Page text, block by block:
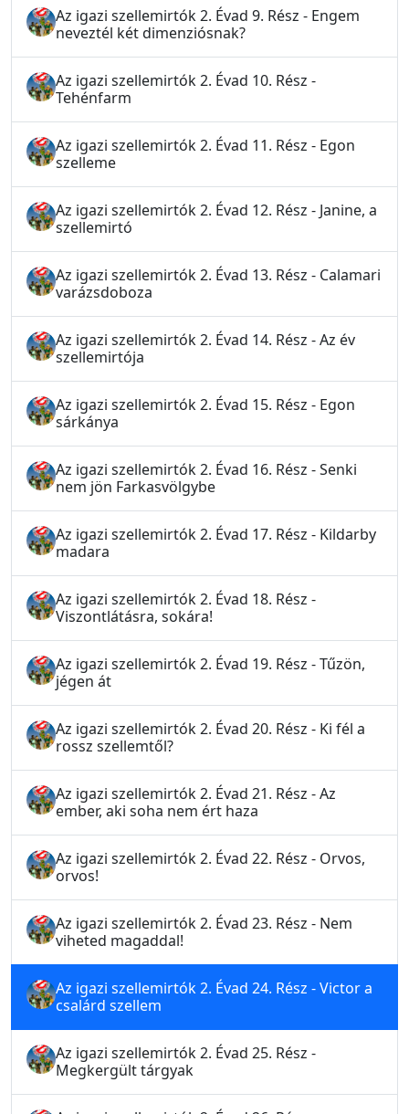
Az igazi szellemirtók 2. Évad 9. Rész - Engem
neveztél két dimenziósnak?
Az igazi szellemirtók 2. Évad 10. Rész -
Tehénfarm
Az igazi szellemirtók 2. Évad 11. Rész - Egon
szelleme
Az igazi szellemirtók 2. Évad 12. Rész - Janine, a
szellemirtó
Az igazi szellemirtók 2. Évad 13. Rész - Calamari
varázsdoboza
Az igazi szellemirtók 2. Évad 14. Rész - Az év
szellemirtója
Az igazi szellemirtók 2. Évad 15. Rész - Egon
sárkánya
Az igazi szellemirtók 2. Évad 16. Rész - Senki
nem jön Farkasvölgybe
Az igazi szellemirtók 2. Évad 17. Rész - Kildarby
madara
Az igazi szellemirtók 2. Évad 18. Rész -
Viszontlátásra, sokára!
Az igazi szellemirtók 2. Évad 19. Rész - Tűzön,
jégen át
Az igazi szellemirtók 2. Évad 20. Rész - Ki fél a
rossz szellemtől?
Az igazi szellemirtók 2. Évad 21. Rész - Az
ember, aki soha nem ért haza
Az igazi szellemirtók 2. Évad 22. Rész - Orvos,
orvos!
Az igazi szellemirtók 2. Évad 23. Rész - Nem
viheted magaddal!
Az igazi szellemirtók 2. Évad 24. Rész - Victor a
csalárd szellem
Az igazi szellemirtók 2. Évad 25. Rész -
Megkergült tárgyak